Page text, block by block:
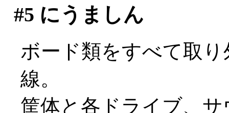
#5 にうましん
ボード類をすべて取
線。
筐体と各ドライブ、